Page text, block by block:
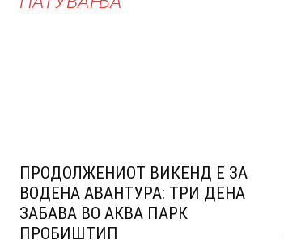
ПРОДОЛЖЕНИОТ ВИКЕНД Е ЗА
ВОДЕНА АВАНТУРА: ТРИ ДЕНА
ЗАБАВА ВО АКВА ПАРК
ПРОБИШТИП